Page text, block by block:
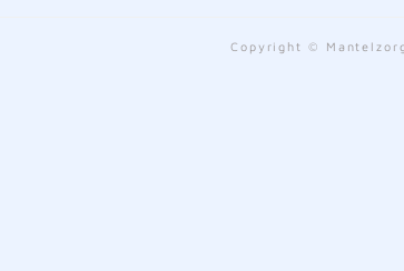
Copyright ©